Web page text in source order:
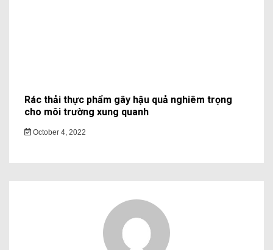
Rác thải thực phẩm gây hậu quả nghiêm trọng
cho môi trường xung quanh
October 4, 2022